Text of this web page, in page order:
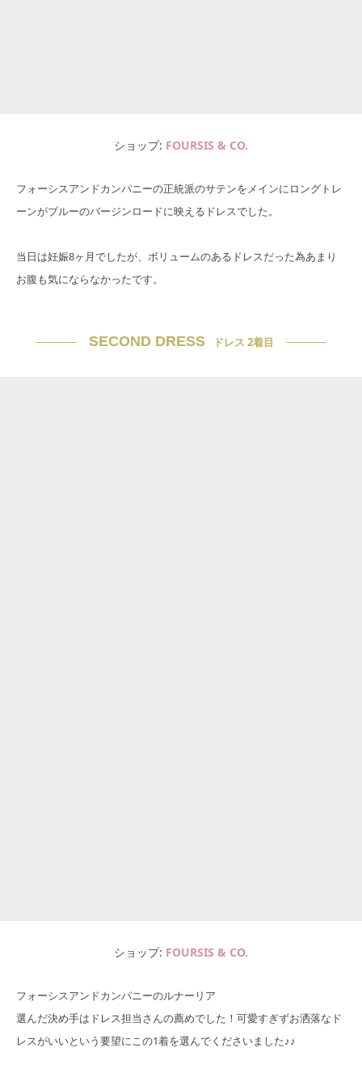
ショップ FOURSIS & CO.
フォーシスアンドカンパニーの正統派のサテンをメインにロングトレ
ーンがブルーのバージンロードに映えるドレスでした。
当日は妊娠8ヶ月でしたが、ボリュームのあるドレスだった為あまり
お腹も気にならなかったです。
SECOND DRESS ドレス 2着目
ショップ FOURSIS & CO.
フォーシスアンドカンパニーのルナーリア
選んだ決め手はドレス担当さんの薦めでした！可愛すぎずお洒落なド
レスがいいという要望にこの1着を選んでくださいました♪♪